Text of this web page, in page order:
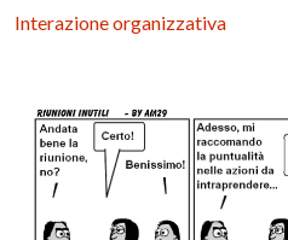
Interazione organizzativa